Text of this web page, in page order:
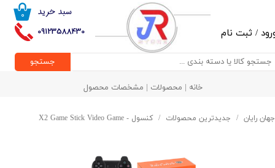
09123588430
۰ سبد خرید
/ ثبت نام
حساب کاربری من
تغییر گذر واژه
جستجو
خانه | محصولات | مشخصات محصول
جهان رایان جدیدترین محصولات کنسول - X2 Game Stick Video Game